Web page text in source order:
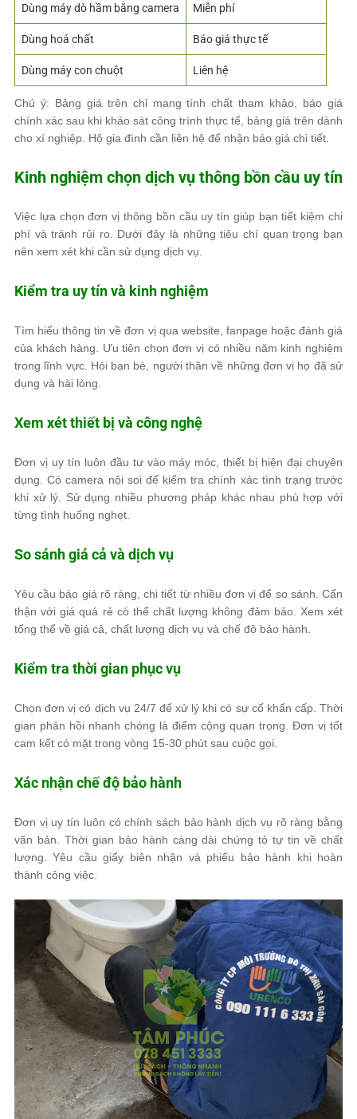
Dùng máy dò hầm bằng camera Miễn phí
Dùng hoá chất Báo giá thực tế
Dùng máy con chuột Liên hệ
Chú ý: Bảng giá trên chỉ mang tính chất tham khảo, báo giá
chính xác sau khi khảo sát công trình thực tế, bảng giá trên dành
cho xí nghiệp. Hộ gia đình cần liên hệ để nhận báo giá chi tiết.
Kinh nghiệm chọn dịch vụ thông bồn cầu uy tín
Việc lựa chọn đơn vị thông bồn cầu uy tín giúp bạn tiết kiệm chi
phí và tránh rủi ro. Dưới đây là những tiêu chí quan trọng bạn
nên xem xét khi cần sử dụng dịch vụ.
Kiểm tra uy tín và kinh nghiệm
Tìm hiểu thông tin về đơn vị qua website, fanpage hoặc đánh giá
của khách hàng. Ưu tiên chọn đơn vị có nhiều năm kinh nghiệm
trong lĩnh vực. Hỏi bạn bè, người thân về những đơn vị họ đã sử
dụng và hài lòng.
Xem xét thiết bị và công nghệ
Đơn vị uy tín luôn đầu tư vào máy móc, thiết bị hiện đại chuyên
dụng. Có camera nội soi để kiểm tra chính xác tình trạng trước
khi xử lý. Sử dụng nhiều phương pháp khác nhau phù hợp với
từng tình huống nghẹt.
So sánh giá cả và dịch vụ
Yêu cầu báo giá rõ ràng, chi tiết từ nhiều đơn vị để so sánh. Cẩn
thận với giá quá rẻ có thể chất lượng không đảm bảo. Xem xét
tổng thể về giá cả, chất lượng dịch vụ và chế độ bảo hành.
Kiểm tra thời gian phục vụ
Chọn đơn vị có dịch vụ 24/7 để xử lý khi có sự cố khẩn cấp. Thời
gian phản hồi nhanh chóng là điểm cộng quan trọng. Đơn vị tốt
cam kết có mặt trong vòng 15-30 phút sau cuộc gọi.
Xác nhận chế độ bảo hành
Đơn vị uy tín luôn có chính sách bảo hành dịch vụ rõ ràng bằng
văn bản. Thời gian bảo hành càng dài chứng tỏ tự tin về chất
lượng. Yêu cầu giấy biên nhận và phiếu bảo hành khi hoàn
thành công việc.